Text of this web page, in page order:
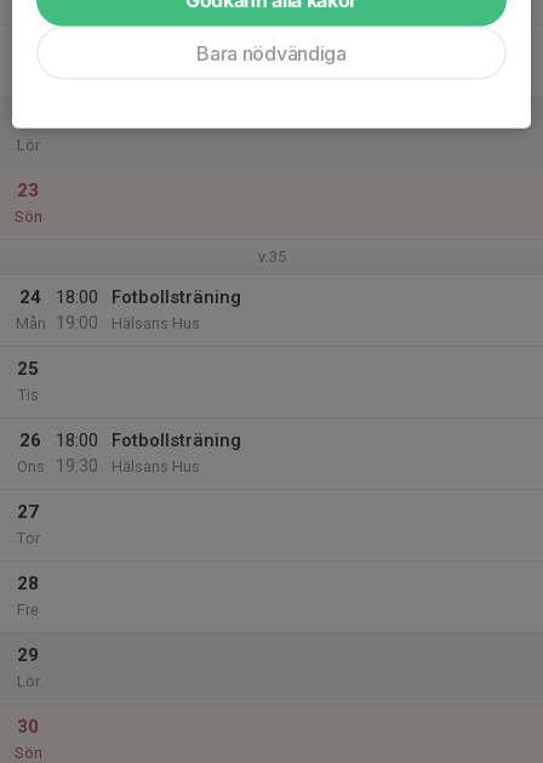
Lör
23
Sön
v.35
24
Mån
18:00
19:00
Fotbollsträning
Hälsans Hus
25
Tis
26
Ons
18:00
19:30
Fotbollsträning
Hälsans Hus
27
Tor
28
Fre
29
Lör
30
Sön
Bara nödvändiga